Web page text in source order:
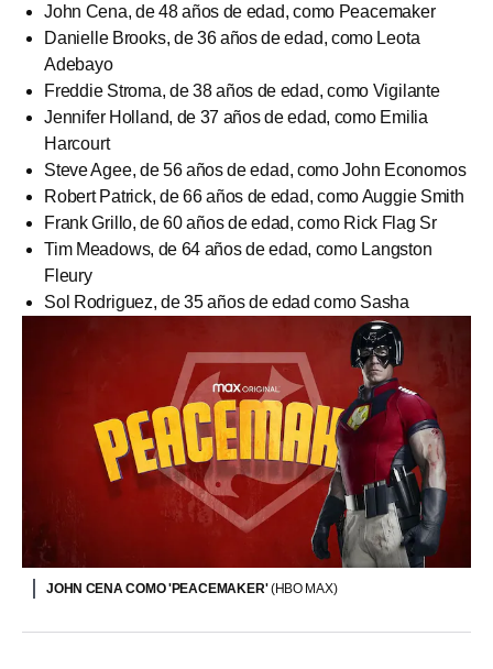
John Cena, de 48 años de edad, como Peacemaker
Danielle Brooks, de 36 años de edad, como Leota
Adebayo
Freddie Stroma, de 38 años de edad, como Vigilante
Jennifer Holland, de 37 años de edad, como Emilia
Harcourt
Steve Agee, de 56 años de edad, como John Economos
Robert Patrick, de 66 años de edad, como Auggie Smith
Frank Grillo, de 60 años de edad, como Rick Flag Sr
Tim Meadows, de 64 años de edad, como Langston
Fleury
Sol Rodriguez, de 35 años de edad como Sasha
JOHN CENA COMO 'PEACEMAKER'(HBO MAX)